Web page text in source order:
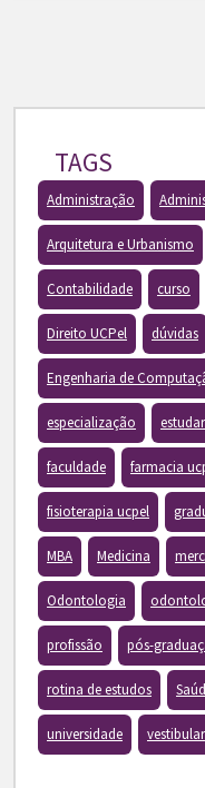
TAGS
Administração
Arquitetura e Urbanismo
Contabilidade curso
Direito UCPel dúvidas
Engenharia de
especialização
faculdade farmacia
fisioterapia ucpel
MBA Medicina
Odontologia
profissão pós-
rotina de estudos
universidade vestibular